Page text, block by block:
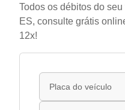
Todos os débitos do
ES, consulte grátis
12x!